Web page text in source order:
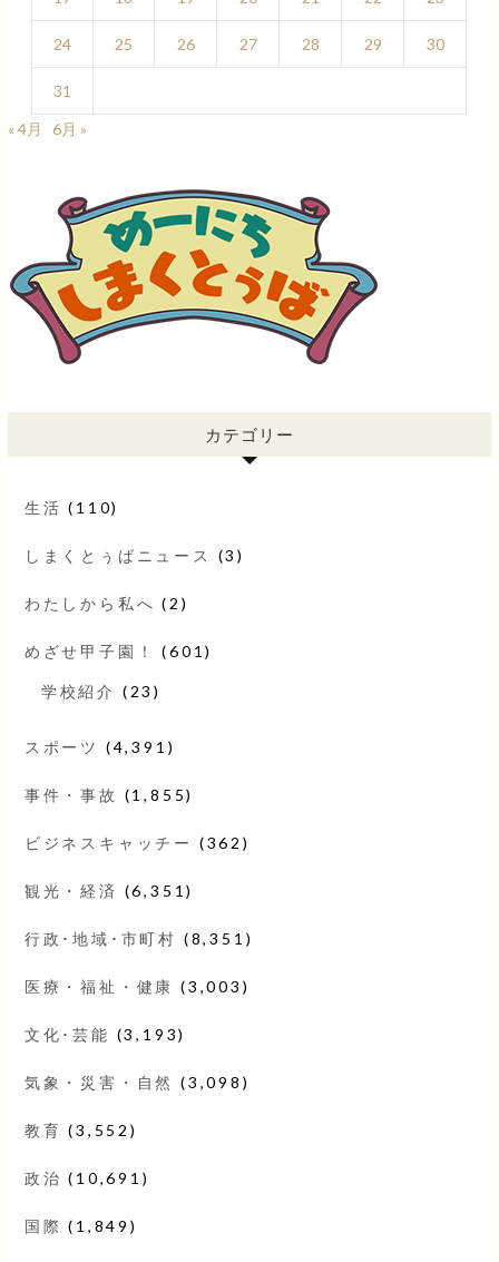
24 25 26 27 28 29 30
31
« 4月
6月 »
カテゴリー
生活 (110)
しまくとぅばニュース (3)
わたしから私へ (2)
めざせ甲子園！ (601)
学校紹介 (23)
スポーツ (4,391)
事件・事故 (1,855)
ビジネスキャッチー (362)
観光・経済 (6,351)
行政･地域･市町村 (8,351)
医療・福祉・健康 (3,003)
文化･芸能 (3,193)
気象・災害・自然 (3,098)
教育 (3,552)
政治 (10,691)
国際 (1,849)